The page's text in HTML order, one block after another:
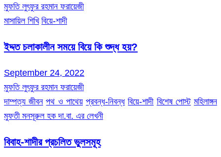
মুফতি লুৎফুর রহমান ফরায়েজী
মাসায়িল শিখি বিয়ে-শাদী
ইদ্দত চলাকালীন সময়ে বিয়ে কি শুদ্ধ হয়?
September 24, 2022
মুফতি লুৎফুর রহমান ফরায়েজী
দাম্পত্য জীবন পথ ও পাথেয় প্রবন্ধ-নিবন্ধ বিয়ে-শাদী বিশেষ পোস্ট মহিলাঙ্গন
মুফতী মনসূরুল হক দা.বা. এর লেখনী
বিবাহ-শাদীর প্রচলিত ভুলসমূহ